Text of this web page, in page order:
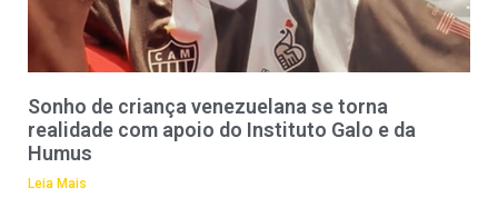
Sonho de criança venezuelana se torna
realidade com apoio do Instituto Galo e da
Humus
Leia Mais